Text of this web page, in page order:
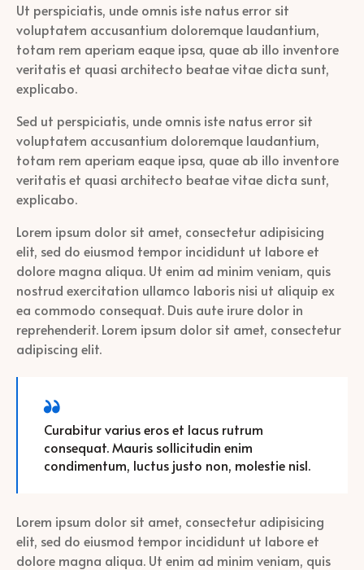
Ut perspiciatis, unde omnis iste natus error sit
voluptatem accusantium doloremque laudantium,
totam rem aperiam eaque ipsa, quae ab illo inventore
veritatis et quasi architecto beatae vitae dicta sunt,
explicabo.
Sed ut perspiciatis, unde omnis iste natus error sit
voluptatem accusantium doloremque laudantium,
totam rem aperiam eaque ipsa, quae ab illo inventore
veritatis et quasi architecto beatae vitae dicta sunt,
explicabo.
Lorem ipsum dolor sit amet, consectetur adipisicing
elit, sed do eiusmod tempor incididunt ut labore et
dolore magna aliqua. Ut enim ad minim veniam, quis
nostrud exercitation ullamco laboris nisi ut aliquip ex
ea commodo consequat. Duis aute irure dolor in
reprehenderit. Lorem ipsum dolor sit amet, consectetur
adipiscing elit.
Curabitur varius eros et lacus rutrum
consequat. Mauris sollicitudin enim
condimentum, luctus justo non, molestie nisl.
Lorem ipsum dolor sit amet, consectetur adipisicing
elit, sed do eiusmod tempor incididunt ut labore et
dolore magna aliqua. Ut enim ad minim veniam, quis